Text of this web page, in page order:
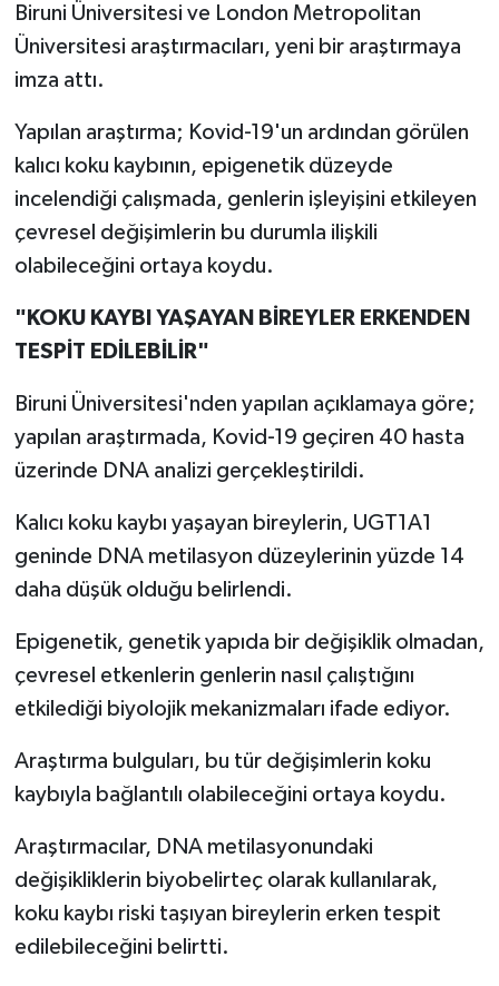
Biruni Üniversitesi ve London Metropolitan
Üniversitesi araştırmacıları, yeni bir araştırmaya
imza attı.
Yapılan araştırma; Kovid-19'un ardından görülen
kalıcı koku kaybının, epigenetik düzeyde
incelendiği çalışmada, genlerin işleyişini etkileyen
çevresel değişimlerin bu durumla ilişkili
olabileceğini ortaya koydu.
"KOKU KAYBI YAŞAYAN BİREYLER ERKENDEN
TESPİT EDİLEBİLİR"
Biruni Üniversitesi'nden yapılan açıklamaya göre;
yapılan araştırmada, Kovid-19 geçiren 40 hasta
üzerinde DNA analizi gerçekleştirildi.
Kalıcı koku kaybı yaşayan bireylerin, UGT1A1
geninde DNA metilasyon düzeylerinin yüzde 14
daha düşük olduğu belirlendi.
Epigenetik, genetik yapıda bir değişiklik olmadan,
çevresel etkenlerin genlerin nasıl çalıştığını
etkilediği biyolojik mekanizmaları ifade ediyor.
Araştırma bulguları, bu tür değişimlerin koku
kaybıyla bağlantılı olabileceğini ortaya koydu.
Araştırmacılar, DNA metilasyonundaki
değişikliklerin biyobelirteç olarak kullanılarak,
koku kaybı riski taşıyan bireylerin erken tespit
edilebileceğini belirtti.